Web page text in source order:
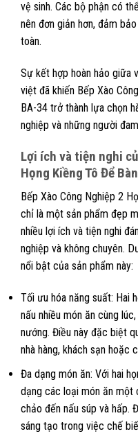
vệ sinh. Các bộ phận có
nên đơn giản hơn, đảm
toàn.
Sự kết hợp hoàn hảo giữa
việt đã khiến Bếp Xào
BA-34 trở thành lựa chọn
nghiệp và những người
Lợi ích và tiện nghi
Họng Kiềng Tô Để
Bếp Xào Công Nghiệp 2
chỉ là một sản phẩm đẹp
nhiều lợi ích và tiện nghi
nghiệp và không chuyên.
nổi bật của sản phẩm này:
Tối ưu hóa năng suất: Hai
nấu nhiều món ăn cùng
nướng. Điều này đặc biệt
nhà hàng, khách sạn hoặc
Đa dạng món ăn: Với hai
dạng các loại món ăn một
chảo đến nấu súp và hấp.
sáng tạo trong việc chế